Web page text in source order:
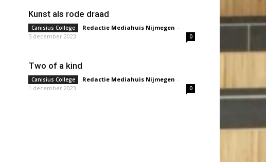
Kunst als rode draad
Canisius College Redactie Mediahuis Nijmegen -
5 december 2023
0
Two of a kind
Canisius College Redactie Mediahuis Nijmegen -
1 december 2023
0